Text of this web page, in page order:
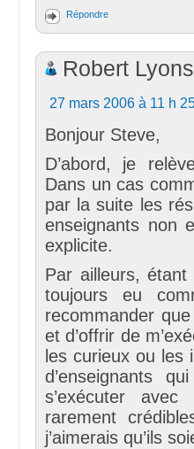
Répondre
Robert Lyons
27 mars 2006 à 11 h
Bonjour Steve,
D’abord, je
Dans un cas
par la suite les
enseignants non
explicite.
Par ailleurs, étant
toujours eu
recommander
et d’offrir de
les curieux ou les
d’enseignants
s’exécuter
rarement
j’aimerais qu’ils